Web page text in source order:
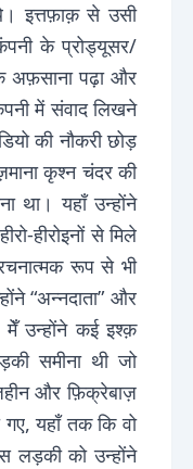
इत्तफ़ाक़ से उसी
के प्रोड्यूसर/
अफ़साना पढ़ा और
में संवाद लिखने
की नौकरी छोड़
कृश्न चंदर की
था। यहाँ उन्होंने
हीरोइनों से मिले
रूप से भी
“अन्नदाता” और
मेँ उन्होंने कई इश्क़
समीना थी जो
और फ़िक्रेबाज़
यहाँ तक कि वो
लड़की को उन्होंने